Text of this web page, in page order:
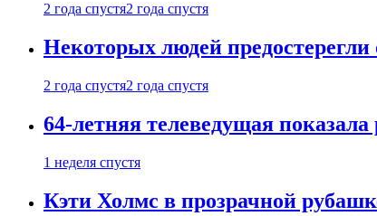
2 года спустя2 года спустя
Некоторых людей предостерегли
2 года спустя2 года спустя
64-летняя телеведущая
1 неделя спустя
Кэти Холмс в прозрачной